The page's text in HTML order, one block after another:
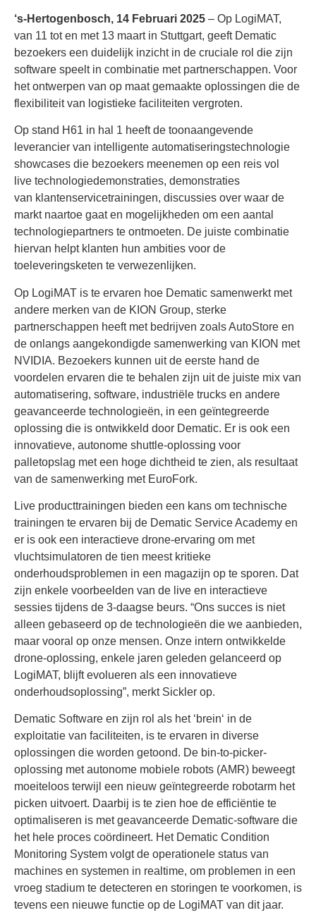
‘s-Hertogenbosch, 14 Februari 2025 – Op LogiMAT,
van 11 tot en met 13 maart in Stuttgart, geeft Dematic
bezoekers een duidelijk inzicht in de cruciale rol die zijn
software speelt in combinatie met partnerschappen. Voor
het ontwerpen van op maat gemaakte oplossingen die de
flexibiliteit van logistieke faciliteiten vergroten.
Op stand H61 in hal 1 heeft de toonaangevende
leverancier van intelligente automatiseringstechnologie
showcases die bezoekers meenemen op een reis vol
live technologiedemonstraties, demonstraties
van klantenservicetrainingen, discussies over waar de
markt naartoe gaat en mogelijkheden om een aantal
technologiepartners te ontmoeten. De juiste combinatie
hiervan helpt klanten hun ambities voor de
toeleveringsketen te verwezenlijken.
Op LogiMAT is te ervaren hoe Dematic samenwerkt met
andere merken van de KION Group, sterke
partnerschappen heeft met bedrijven zoals AutoStore en
de onlangs aangekondigde samenwerking van KION met
NVIDIA. Bezoekers kunnen uit de eerste hand de
voordelen ervaren die te behalen zijn uit de juiste mix van
automatisering, software, industriële trucks en andere
geavanceerde technologieën, in een geïntegreerde
oplossing die is ontwikkeld door Dematic. Er is ook een
innovatieve, autonome shuttle-oplossing voor
palletopslag met een hoge dichtheid te zien, als resultaat
van de samenwerking met EuroFork.
Live producttrainingen bieden een kans om technische
trainingen te ervaren bij de Dematic Service Academy en
er is ook een interactieve drone-ervaring om met
vluchtsimulatoren de tien meest kritieke
onderhoudsproblemen in een magazijn op te sporen. Dat
zijn enkele voorbeelden van de live en interactieve
sessies tijdens de 3-daagse beurs. “Ons succes is niet
alleen gebaseerd op de technologieën die we aanbieden,
maar vooral op onze mensen. Onze intern ontwikkelde
drone-oplossing, enkele jaren geleden gelanceerd op
LogiMAT, blijft evolueren als een innovatieve
onderhoudsoplossing”, merkt Sickler op.
Dematic Software en zijn rol als het ‘brein‘ in de
exploitatie van faciliteiten, is te ervaren in diverse
oplossingen die worden getoond. De bin-to-picker-
oplossing met autonome mobiele robots (AMR) beweegt
moeiteloos terwijl een nieuw geïntegreerde robotarm het
picken uitvoert. Daarbij is te zien hoe de efficiëntie te
optimaliseren is met geavanceerde Dematic-software die
het hele proces coördineert. Het Dematic Condition
Monitoring System volgt de operationele status van
machines en systemen in realtime, om problemen in een
vroeg stadium te detecteren en storingen te voorkomen, is
tevens een nieuwe functie op de LogiMAT van dit jaar.